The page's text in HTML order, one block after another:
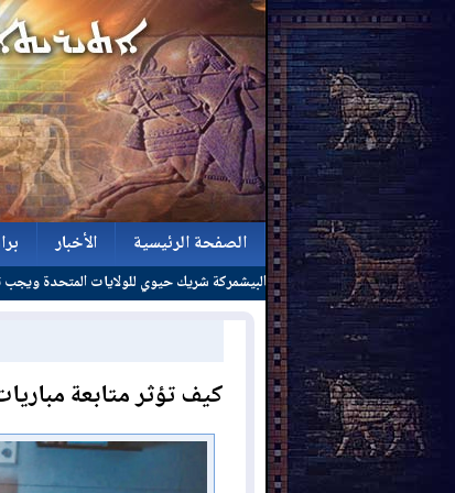
الصفحة الرئيسية
الصفحة الرئيسية
الأخبار
الأخبار
أبحاث أميركي: البيشمركة شريك حيوي للولايات المتحدة ويجب تزويدها
كيف تؤثر متابعة